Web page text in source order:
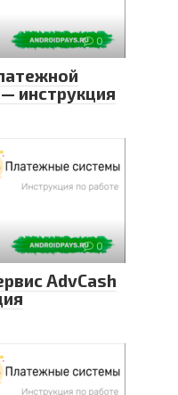
0
инструкция
0
AdvCash